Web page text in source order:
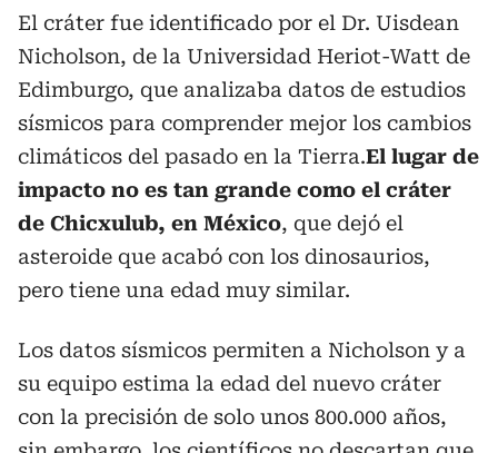
El cráter fue identificado por el Dr. Uisdean
Nicholson, de la Universidad Heriot-Watt de
Edimburgo, que analizaba datos de estudios
sísmicos para comprender mejor los cambios
climáticos del pasado en la Tierra.El lugar de
impacto no es tan grande como el cráter
de Chicxulub, en México, que dejó el
asteroide que acabó con los dinosaurios,
pero tiene una edad muy similar.
Los datos sísmicos permiten a Nicholson y a
su equipo estima la edad del nuevo cráter
con la precisión de solo unos 800.000 años,